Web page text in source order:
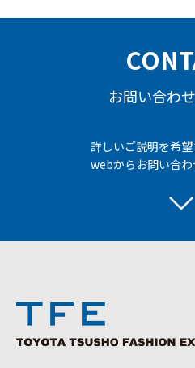
お問い合わ
詳しいご説明を希望
webからお問い合